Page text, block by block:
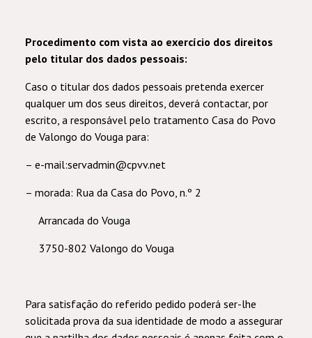
Procedimento com vista ao exercício dos direitos
pelo titular dos dados pessoais:
Caso o titular dos dados pessoais pretenda exercer
qualquer um dos seus direitos, deverá contactar, por
escrito, a responsável pelo tratamento Casa do Povo
de Valongo do Vouga para:
– e-mail:servadmin@cpvv.net
– morada: Rua da Casa do Povo, n.º 2
Arrancada do Vouga
3750-802 Valongo do Vouga
Para satisfação do referido pedido poderá ser-lhe
solicitada prova da sua identidade de modo a assegurar